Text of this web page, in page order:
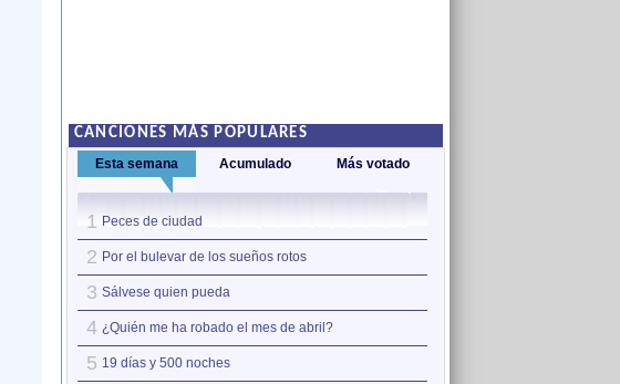
CANCIONES MÁS POPULARES
Esta semana Acumulado Más votado
1 Peces de ciudad
2 Por el bulevar de los sueños rotos
3 Sálvese quien pueda
4 ¿Quién me ha robado el mes de abril?
5 19 días y 500 noches